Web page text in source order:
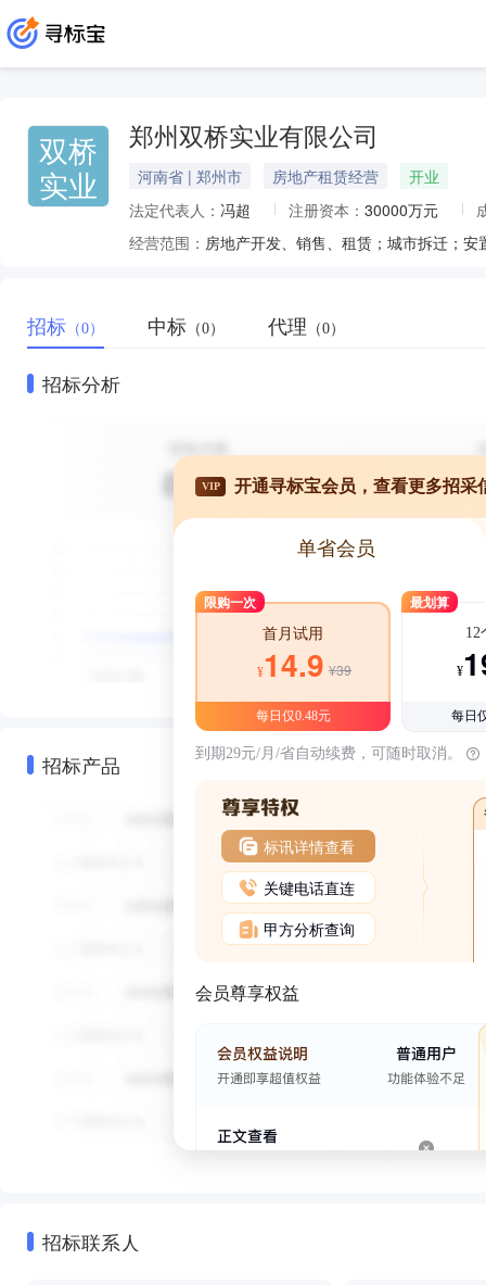
双桥
实业
郑州双桥实业有限公司
河南省 | 郑州市 房地产租赁经营
开业
法定代表人： 冯超 注册资本： 30000万元
经营范围： 房地产开发、销售、租赁；城市拆迁；
招标 （0） 中标 （0） 代理 （0）
招标分析
招标产品
VIP 开通寻标宝会员，查看更多招采
单省会员
限购一次
首月试用
¥14.9 ¥39
每日仅0.48元
最划算
12
¥
每日
到期29元/月/省自动续费，可随时取消。
标讯详情查看
关键电话直连
甲方分析查询
会员尊享权益
招标联系人